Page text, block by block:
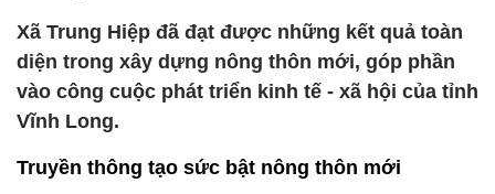
Xã Trung Hiệp đã đạt được những kết quả toàn
diện trong xây dựng nông thôn mới, góp phần
vào công cuộc phát triển kinh tế - xã hội của tỉnh
Vĩnh Long.
Truyền thông tạo sức bật nông thôn mới